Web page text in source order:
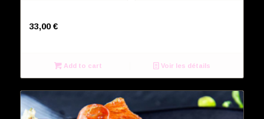
33,00€
Add to cart Voir les détails